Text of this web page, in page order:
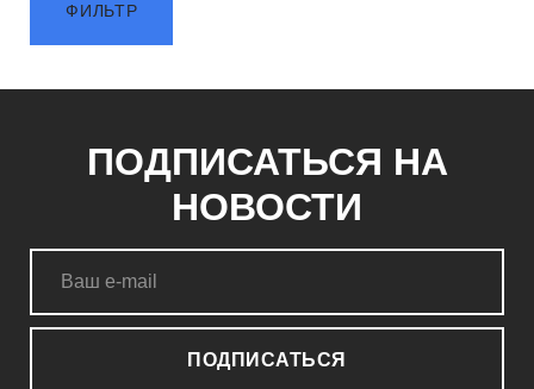
ФИЛЬТР
ПОДПИСАТЬСЯ НА
НОВОСТИ
ПОДПИСАТЬСЯ